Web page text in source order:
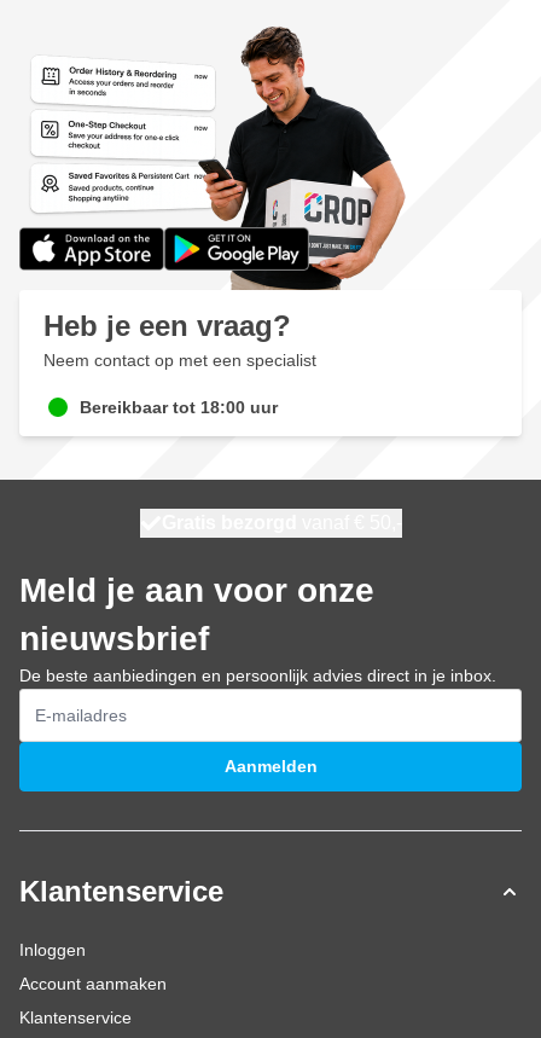
Heb je een vraag?
Neem contact op met een specialist
Bereikbaar tot 18:00 uur
Meld je aan voor onze
nieuwsbrief
De beste aanbiedingen en persoonlijk advies direct in je inbox.
E-mailadres
Aanmelden
Klantenservice
Inloggen
Account aanmaken
Klantenservice